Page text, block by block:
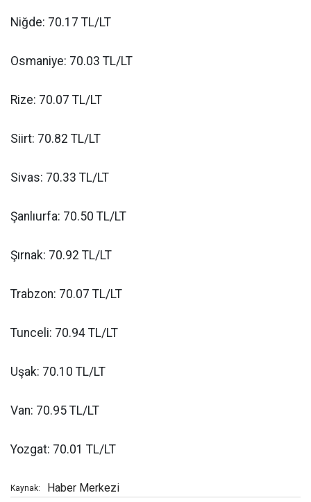
Niğde: 70.17 TL/LT
Osmaniye: 70.03 TL/LT
Rize: 70.07 TL/LT
Siirt: 70.82 TL/LT
Sivas: 70.33 TL/LT
Şanlıurfa: 70.50 TL/LT
Şırnak: 70.92 TL/LT
Trabzon: 70.07 TL/LT
Tunceli: 70.94 TL/LT
Uşak: 70.10 TL/LT
Van: 70.95 TL/LT
Yozgat: 70.01 TL/LT
Kaynak: Haber Merkezi